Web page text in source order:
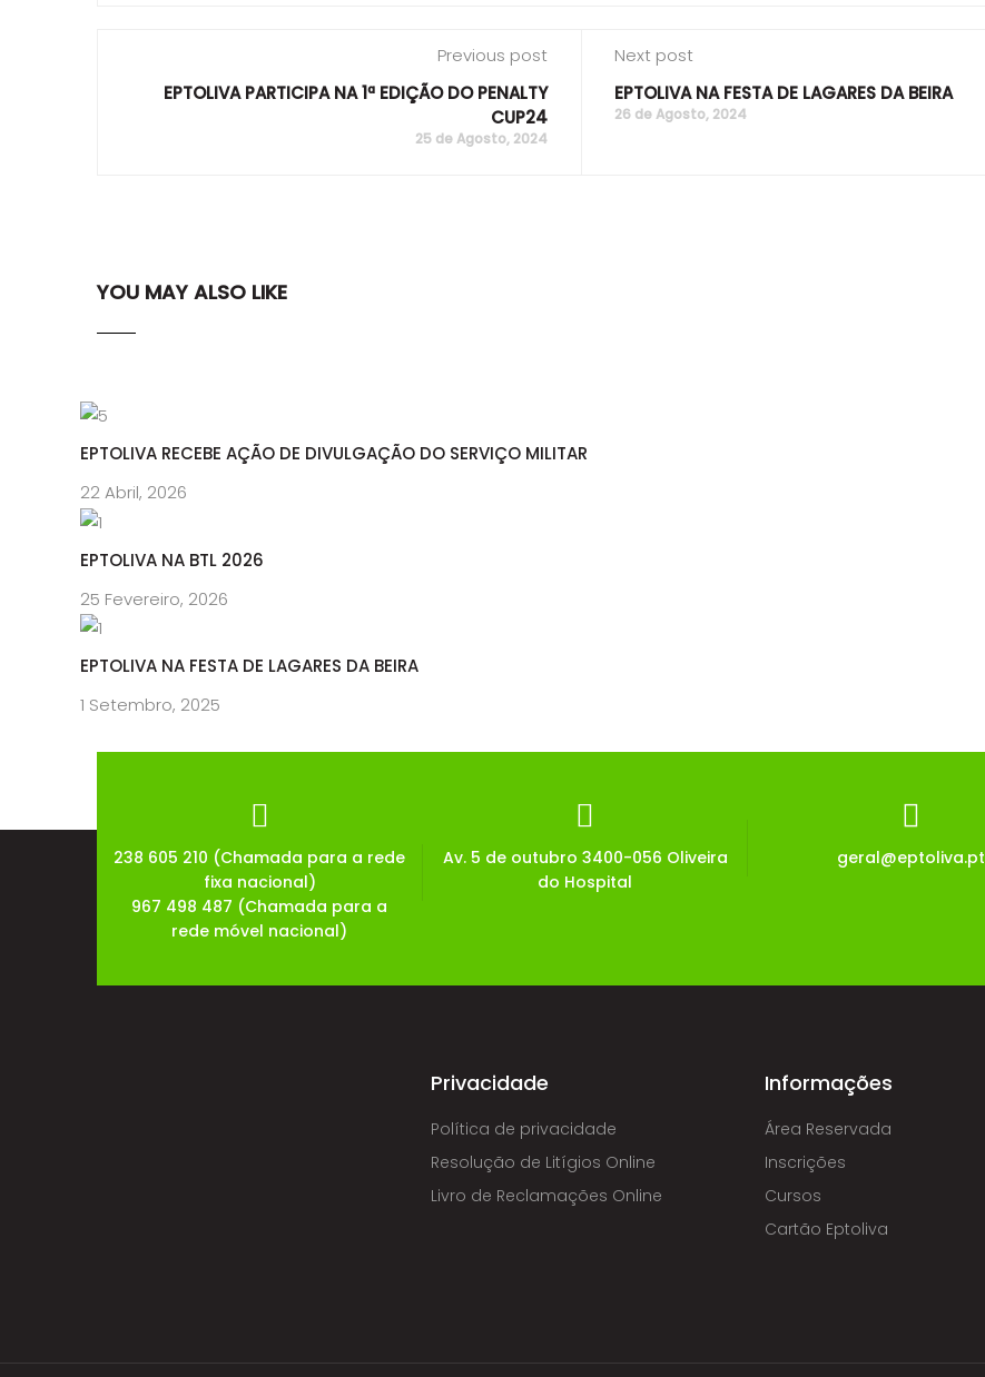
Previous post
EPTOLIVA PARTICIPA NA 1ª EDIÇÃO DO PENALTY
CUP24
25 de Agosto, 2024
Next post
EPTOLIVA NA FESTA DE LAGARES DA BEIRA
26 de Agosto, 2024
YOU MAY ALSO LIKE
EPTOLIVA RECEBE AÇÃO DE DIVULGAÇÃO DO SERVIÇO MILITAR
22 Abril, 2026
EPTOLIVA NA BTL 2026
25 Fevereiro, 2026
EPTOLIVA NA FESTA DE LAGARES DA BEIRA
1 Setembro, 2025
238 605 210 (Chamada para a rede
fixa nacional)
967 498 487 (Chamada para a
rede móvel nacional)
Av. 5 de outubro 3400-056 Oliveira
do Hospital
geral@eptoliva.pt
Privacidade
Política de privacidade
Resolução de Litígios Online
Livro de Reclamações Online
Informações
Área Reservada
Inscrições
Cursos
Cartão Eptoliva